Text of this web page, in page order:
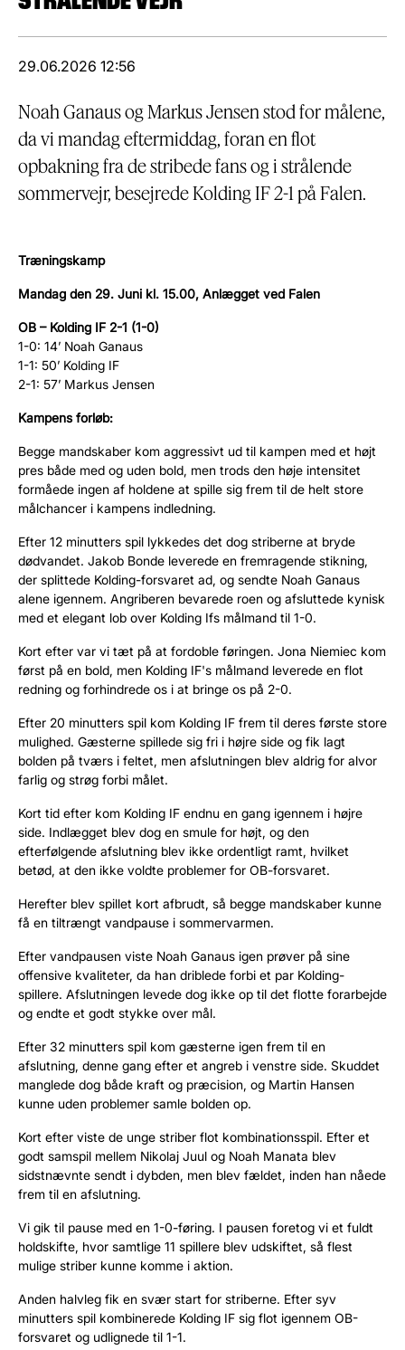
29.06.2026 12:56
Noah Ganaus og Markus Jensen stod for målene,
da vi mandag eftermiddag, foran en flot
opbakning fra de stribede fans og i strålende
sommervejr, besejrede Kolding IF 2-1 på Falen.
Træningskamp
Mandag den 29. Juni kl. 15.00, Anlægget ved Falen
OB – Kolding IF 2-1 (1-0)
1-0: 14’ Noah Ganaus
1-1: 50’ Kolding IF
2-1: 57’ Markus Jensen
Kampens forløb:
Begge mandskaber kom aggressivt ud til kampen med et højt
pres både med og uden bold, men trods den høje intensitet
formåede ingen af holdene at spille sig frem til de helt store
målchancer i kampens indledning.
Efter 12 minutters spil lykkedes det dog striberne at bryde
dødvandet. Jakob Bonde leverede en fremragende stikning,
der splittede Kolding-forsvaret ad, og sendte Noah Ganaus
alene igennem. Angriberen bevarede roen og afsluttede kynisk
med et elegant lob over Kolding Ifs målmand til 1-0.
Kort efter var vi tæt på at fordoble føringen. Jona Niemiec kom
først på en bold, men Kolding IF's målmand leverede en flot
redning og forhindrede os i at bringe os på 2-0.
Efter 20 minutters spil kom Kolding IF frem til deres første store
mulighed. Gæsterne spillede sig fri i højre side og fik lagt
bolden på tværs i feltet, men afslutningen blev aldrig for alvor
farlig og strøg forbi målet.
Kort tid efter kom Kolding IF endnu en gang igennem i højre
side. Indlægget blev dog en smule for højt, og den
efterfølgende afslutning blev ikke ordentligt ramt, hvilket
betød, at den ikke voldte problemer for OB-forsvaret.
Herefter blev spillet kort afbrudt, så begge mandskaber kunne
få en tiltrængt vandpause i sommervarmen.
Efter vandpausen viste Noah Ganaus igen prøver på sine
offensive kvaliteter, da han driblede forbi et par Kolding-
spillere. Afslutningen levede dog ikke op til det flotte forarbejde
og endte et godt stykke over mål.
Efter 32 minutters spil kom gæsterne igen frem til en
afslutning, denne gang efter et angreb i venstre side. Skuddet
manglede dog både kraft og præcision, og Martin Hansen
kunne uden problemer samle bolden op.
Kort efter viste de unge striber flot kombinationsspil. Efter et
godt samspil mellem Nikolaj Juul og Noah Manata blev
sidstnævnte sendt i dybden, men blev fældet, inden han nåede
frem til en afslutning.
Vi gik til pause med en 1-0-føring. I pausen foretog vi et fuldt
holdskifte, hvor samtlige 11 spillere blev udskiftet, så flest
mulige striber kunne komme i aktion.
Anden halvleg fik en svær start for striberne. Efter syv
minutters spil kombinerede Kolding IF sig flot igennem OB-
forsvaret og udlignede til 1-1.